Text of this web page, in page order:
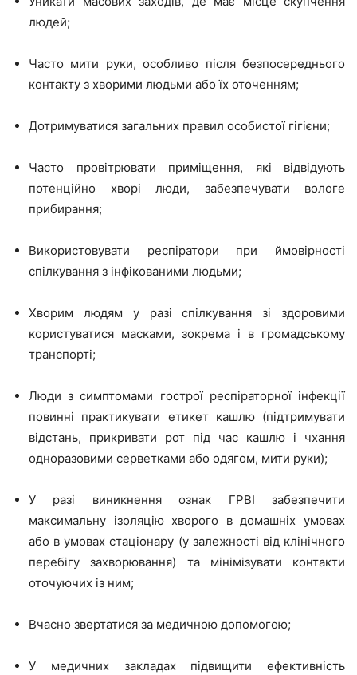
людей;
Часто мити руки, особливо після безпосереднього
контакту з хворими людьми або їх оточенням;
Дотримуватися загальних правил особистої гігієни;
Часто провітрювати приміщення, які відвідують
потенційно хворі люди, забезпечувати вологе
прибирання;
Використовувати респіратори при ймовірності
спілкування з інфікованими людьми;
Хворим людям у разі спілкування зі здоровими
користуватися масками, зокрема і в громадському
транспорті;
Люди з симптомами гострої респіраторної інфекції
повинні практикувати етикет кашлю (підтримувати
відстань, прикривати рот під час кашлю і чхання
одноразовими серветками або одягом, мити руки);
У разі виникнення ознак ГРВІ забезпечити
максимальну ізоляцію хворого в домашніх умовах
або в умовах стаціонару (у залежності від клінічного
перебігу захворювання) та мінімізувати контакти
оточуючих із ним;
Вчасно звертатися за медичною допомогою;
У медичних закладах підвищити ефективність